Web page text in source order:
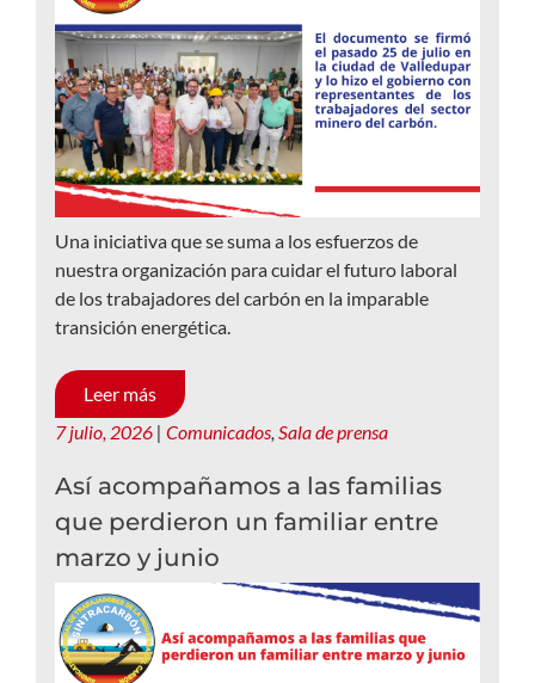
Una iniciativa que se suma a los esfuerzos de
nuestra organización para cuidar el futuro laboral
de los trabajadores del carbón en la imparable
transición energética.
Leer más
7 julio, 2026 | Comunicados Sala de prensa
Así acompañamos a las familias
que perdieron un familiar entre
marzo y junio